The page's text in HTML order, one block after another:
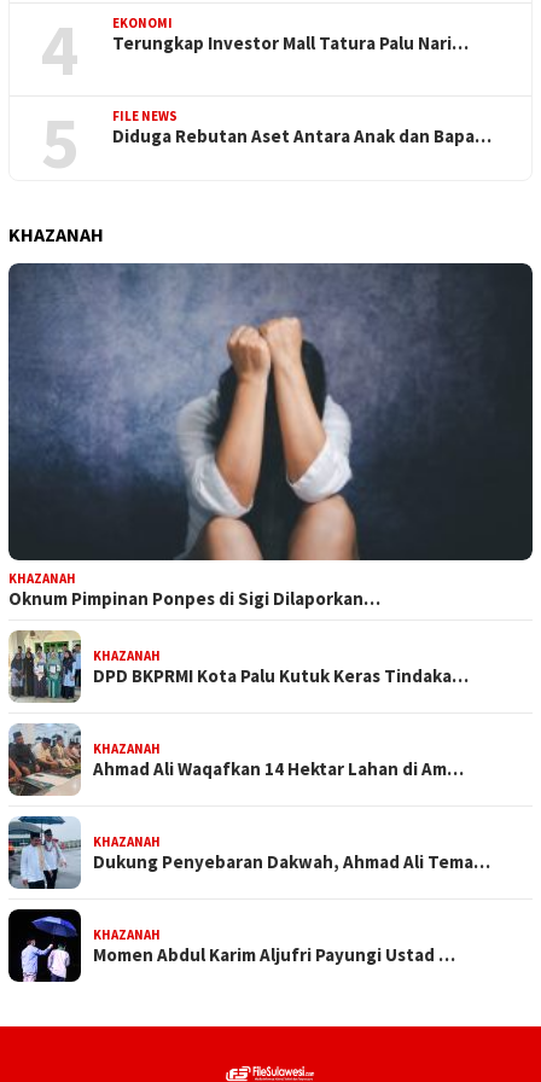
4
EKONOMI
Terungkap Investor Mall Tatura Palu Nari…
5 FILE NEWS
Diduga Rebutan Aset Antara Anak dan Bapa…
KHAZANAH
KHAZANAH
Oknum Pimpinan Ponpes di Sigi Dilaporkan…
KHAZANAH
DPD BKPRMI Kota Palu Kutuk Keras Tindaka…
KHAZANAH
Ahmad Ali Waqafkan 14 Hektar Lahan di Am…
KHAZANAH
Dukung Penyebaran Dakwah, Ahmad Ali Tema…
KHAZANAH
Momen Abdul Karim Aljufri Payungi Ustad …